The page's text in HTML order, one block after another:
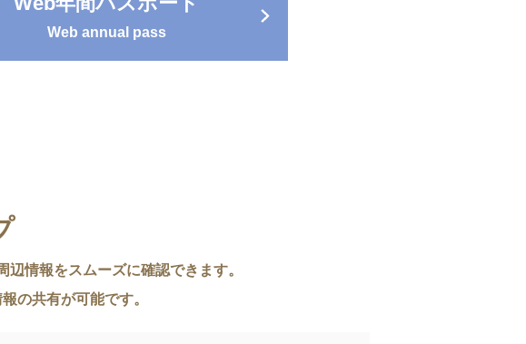
Web annual pass
情報をスムーズに確認できます。
の共有が可能です。